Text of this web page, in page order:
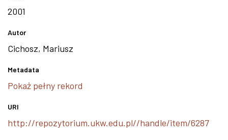
2001
Autor
Cichosz, Mariusz
Metadata
Pokaż pełny rekord
URI
http://repozytorium.ukw.edu.pl//handle/item/6287